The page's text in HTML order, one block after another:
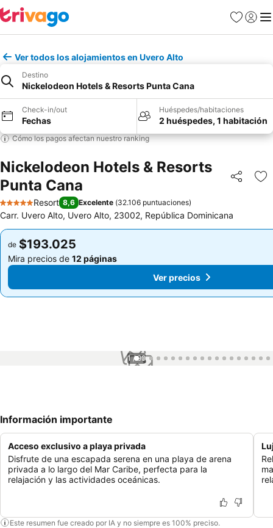
Favoritos
Iniciar
Ver todos los alojamientos en Uvero Alto
Destino
Nickelodeon Hotels & Resorts Punta Cana
Check-in/out
Fechas
Huéspedes/habitaciones
2 huéspedes, 1 habitación
Cómo los pagos afectan nuestro ranking
Nickelodeon Hotels & Resorts
Punta Cana
Compartir
5 Estrellas
Resort 8,6 Excelente (32.106 puntuaciones)
Carr. Uvero Alto, Uvero Alto, 23002, República Dominicana
de $193.025
Mira precios de 12 páginas
Ver precios
de $193.025
Mira precios de 12 páginas
Ver precios
1 / 99
Información importante
Acceso exclusivo a playa privada
Disfrute de una escapada serena en una playa de arena
privada a lo largo del Mar Caribe, perfecta para la
relajación y las actividades oceánicas.
Este resumen fue creado por IA y no siempre es 100% preciso.